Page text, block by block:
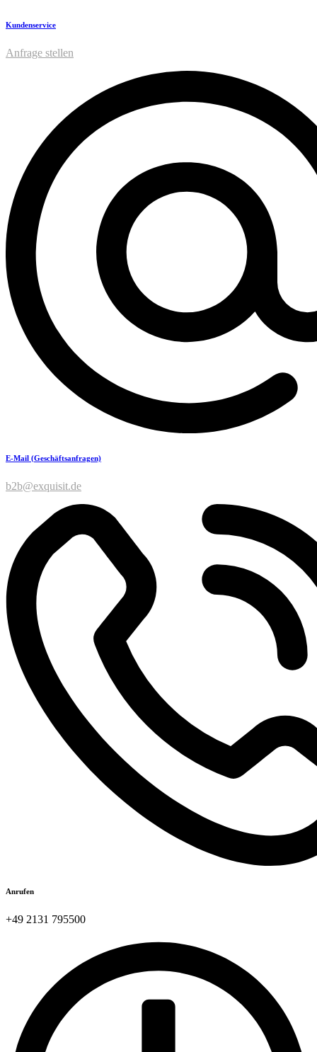
Kundenservice
Anfrage stellen
E-Mail (Geschäftsanfragen)
b2b@exquisit.de
Anrufen
+49 2131 795500​